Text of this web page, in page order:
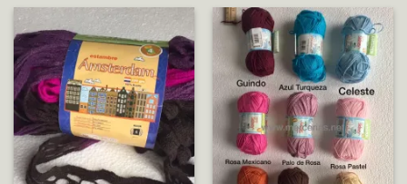
tiene
múltiples
variantes.
Las
opciones
se
pueden
elegir
en
tiene
múltiples
variantes.
Las
opciones
se
pueden
elegir
en